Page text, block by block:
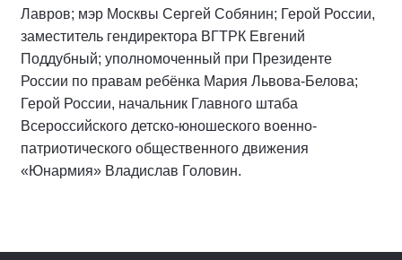
Лавров; мэр Москвы Сергей Собянин; Герой России,
заместитель гендиректора ВГТРК Евгений
Поддубный; уполномоченный при Президенте
России по правам ребёнка Мария Львова-Белова;
Герой России, начальник Главного штаба
Всероссийского детско-юношеского военно-
патриотического общественного движения
«Юнармия» Владислав Головин.